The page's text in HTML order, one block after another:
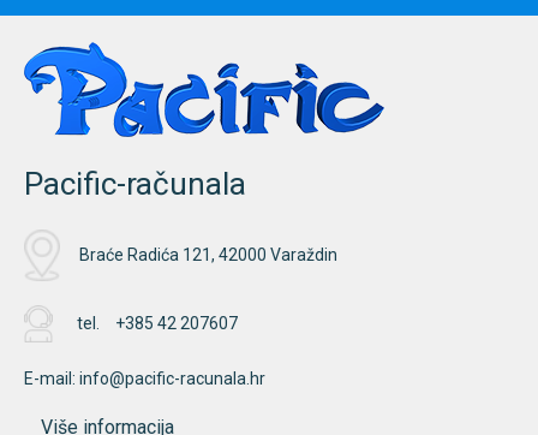
Pacific-računala
Braće Radića 121, 42000 Varaždin
tel. +385 42 207607
E-mail: info@pacific-racunala.hr
Više informacija